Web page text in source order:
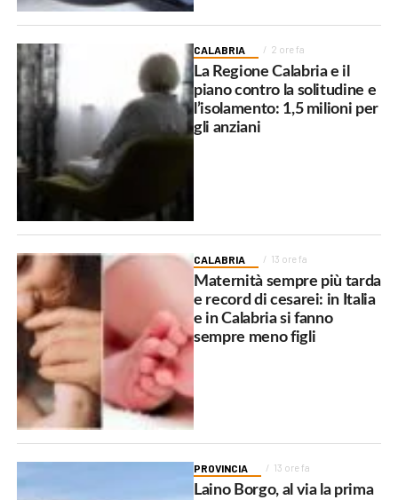
CALABRIA 2 ore fa
La Regione Calabria e il
piano contro la solitudine e
l’isolamento: 1,5 milioni per
gli anziani
CALABRIA 13 ore fa
Maternità sempre più tarda
e record di cesarei: in Italia
e in Calabria si fanno
sempre meno figli
PROVINCIA 13 ore fa
Laino Borgo, al via la prima